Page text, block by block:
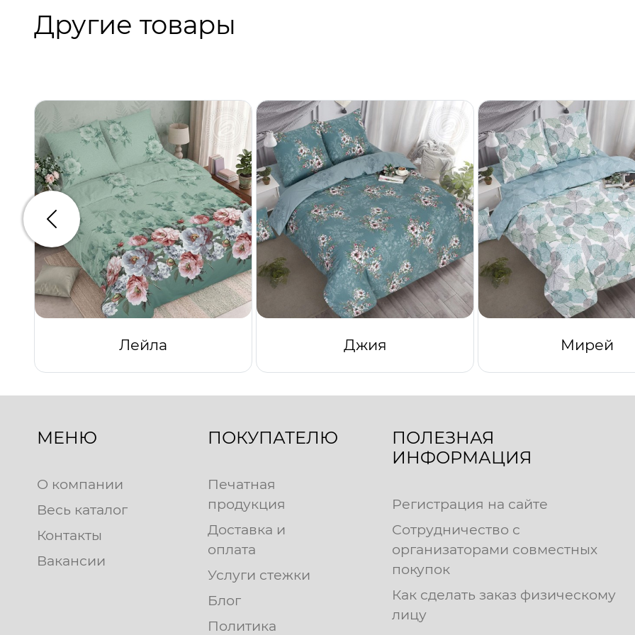
Другие товары
Лейла Джия Мирей
Предыдущий
МЕНЮ
О компании
Весь каталог
Контакты
Вакансии
ПОКУПАТЕЛЮ
Печатная
продукция
Доставка и
оплата
Услуги стежки
Блог
Политика
ПОЛЕЗНАЯ
ИНФОРМАЦИЯ
Регистрация на сайте
Сотрудничество с
организаторами совместных
покупок
Как сделать заказ физическому
лицу